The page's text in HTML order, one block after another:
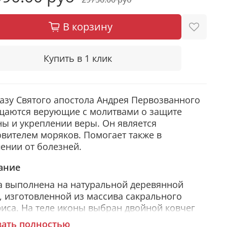
В корзину
Купить в 1 клик
Святого апостола Андрея Первозванного
верующие с молитвами о защите
и укреплении веры. Он является
моряков. Помогает также в
от болезней.
выполнена на натуральной деревянной
изготовленной из массива сакрального
На теле иконы выбран двойной ковчег
формы. Образ написан вручную
полностью